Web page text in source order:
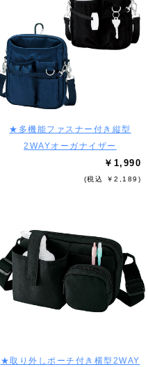
★多機能ファスナー付き縦型
2WAYオーガナイザー
￥1,990
(税込 ￥2,189)
★取り外しポーチ付き横型2WAY